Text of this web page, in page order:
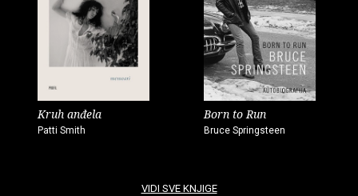
Kruh anđela
Patti Smith
Born to Run
Bruce Springsteen
VIDI SVE KNJIGE